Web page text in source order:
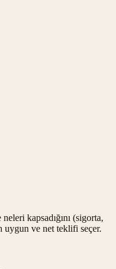
kapsadığını (sigorta,
ve net teklifi seçer.